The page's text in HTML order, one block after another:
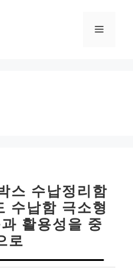
메
스 수납정리함
수납함 극소형
활용성을 중
로